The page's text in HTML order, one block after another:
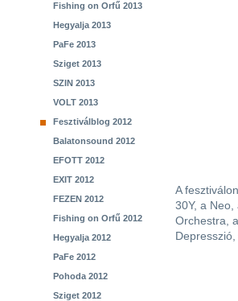
Fishing on Orfű 2013
Hegyalja 2013
PaFe 2013
Sziget 2013
SZIN 2013
VOLT 2013
Fesztiválblog 2012
Balatonsound 2012
EFOTT 2012
EXIT 2012
FEZEN 2012
Fishing on Orfű 2012
Hegyalja 2012
PaFe 2012
Pohoda 2012
Sziget 2012
A
30Y, a
Orchestra,